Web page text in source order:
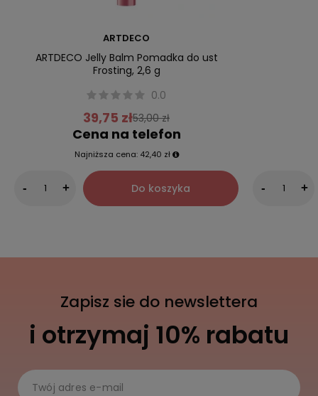
ARTDECO
ARTDECO Jelly Balm Pomadka do ust
Frosting, 2,6 g
0.0
39,75 zł53,00 zł
Cena na telefon
Najniższa cena: 42,40 zł
- + Do koszyka - +
Zapisz sie do newslettera
i otrzymaj 10% rabatu
Twój adres e-mail